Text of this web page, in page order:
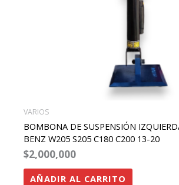
VARIOS
BOMBONA DE SUSPENSIÓN
BENZ W205 S205 C180 C200 13-20
$2,000,000
AÑADIR AL CARRITO